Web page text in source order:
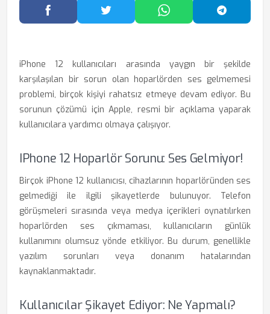
Facebook'ta PaylaşTwitter'da PaylaşWhatsApp'ta Paylaş
iPhone 12 kullanıcıları arasında yaygın bir şekilde
karşılaşılan bir sorun olan hoparlörden ses gelmemesi
problemi, birçok kişiyi rahatsız etmeye devam ediyor. Bu
sorunun çözümü için Apple, resmi bir açıklama yaparak
kullanıcılara yardımcı olmaya çalışıyor.
IPhone 12 Hoparlör Sorunu: Ses Gelmiyor!
Birçok iPhone 12 kullanıcısı, cihazlarının hoparlöründen ses
gelmediği ile ilgili şikayetlerde bulunuyor. Telefon
görüşmeleri sırasında veya medya içerikleri oynatılırken
hoparlörden ses çıkmaması, kullanıcıların günlük
kullanımını olumsuz yönde etkiliyor. Bu durum, genellikle
yazılım sorunları veya donanım hatalarından
kaynaklanmaktadır.
Kullanıcılar Şikayet Ediyor: Ne Yapmalı?